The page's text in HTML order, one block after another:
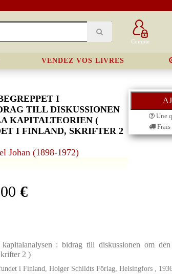
Compte
VENDEZ VOS LIVRES
I
TILL DISKUSSIONEN
KAPITALTEORIEN (
I FINLAND, SKRIFTER 2
Johan (1898-1972)
€
Une
: bidrag till diskussionen om
2 )
i Finland, Holger Schildts Förlag, Helsingfors ,